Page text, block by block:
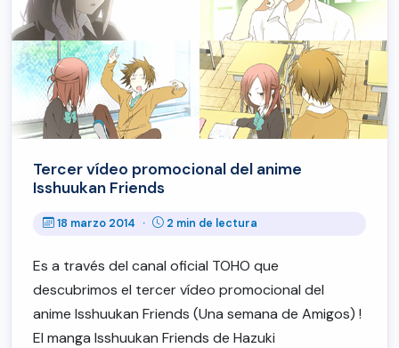
Tercer vídeo promocional del anime
Isshuukan Friends
18 marzo 2014 · 2 min de lectura
Es a través del canal oficial TOHO que
descubrimos el tercer vídeo promocional del
anime Isshuukan Friends (Una semana de Amigos) !
El manga Isshuukan Friends de Hazuki